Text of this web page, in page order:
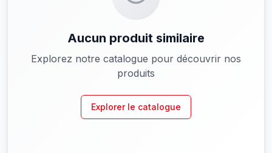
Aucun produit similaire
Explorez notre catalogue pour découvrir nos
produits
Explorer le catalogue